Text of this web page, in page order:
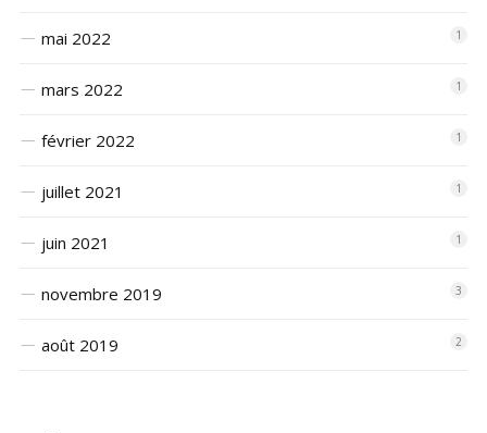
mai 2022 1
mars 2022 1
février 2022 1
juillet 2021 1
juin 2021 1
novembre 2019 3
août 2019 2